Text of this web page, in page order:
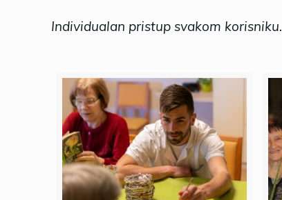
Individualan pristup svakom korisniku.